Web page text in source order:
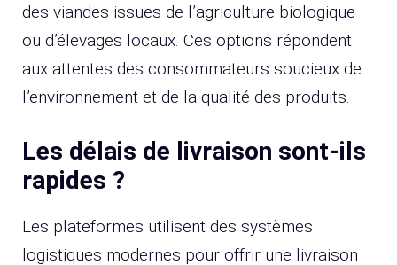
des viandes issues de l’agriculture biologique
ou d’élevages locaux. Ces options répondent
aux attentes des consommateurs soucieux de
l’environnement et de la qualité des produits.
Les délais de livraison sont-ils
rapides ?
Les plateformes utilisent des systèmes
logistiques modernes pour offrir une livraison